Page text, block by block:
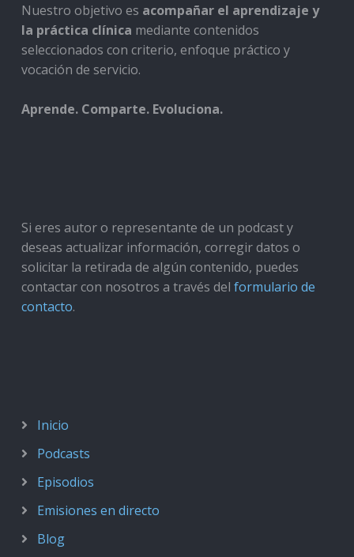
Nuestro objetivo es acompañar el aprendizaje y
la práctica clínica mediante contenidos
seleccionados con criterio, enfoque práctico y
vocación de servicio.
Aprende. Comparte. Evoluciona.
Si eres autor o representante de un podcast y
deseas actualizar información, corregir datos o
solicitar la retirada de algún contenido, puedes
contactar con nosotros a través del formulario de
contacto.
Inicio
Podcasts
Episodios
Emisiones en directo
Blog